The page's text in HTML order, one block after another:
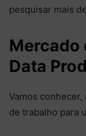
pesquisar mais
Mercado
Data
Vamos
de trabalho para